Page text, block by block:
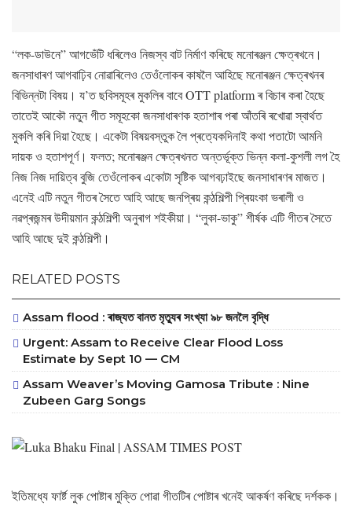
“লক-ডাউনে” আগভেঁটি ধৰিলেও নিজস্ব বাট নিৰ্মাণ কৰিছে মনোৰঞ্জন ক্ষেত্ৰখনে।
জনসাধাৰণ আগবাঢ়িব নোৱাৰিলেও তেওঁলোকৰ কাষলৈ আহিছে মনোৰঞ্জন ক্ষেত্ৰখনৰ
বিভিন্নটা বিষয়। য’ত ছবিসমূহৰ মুকলিৰ বাবে OTT platform ৰ বিচাৰ কৰা হৈছে
তাতেই আকৌ নতুন গীত সমূহকো জনসাধাৰণক হতাশাৰ পৰা আঁতৰি ৰখোৱা স্বাৰ্থত
মুকলি কৰি দিয়া হৈছে। একেটা বিষয়বস্তুক লৈ প্ৰত্যেকদিনাই কথা পতাটো আমনি
দায়ক ও হতাশপূৰ্ণ। ফলত; মনোৰঞ্জন ক্ষেত্ৰখনত অন্তৰ্ভূক্ত ভিন্ন কলা-কুশলী লগ হৈ
নিজ নিজ দায়িত্ব বুজি তেওঁলোকৰ একোটা সৃষ্টিক আগবঢ়াইছে জনসাধাৰণৰ মাজত।
এনেই এটি নতুন গীতৰ সৈতে আহি আছে জনপ্ৰিয় কন্ঠশিল্পী প্ৰিয়ংকা ভৰালী ও
নৱপ্ৰজন্মৰ উদীয়মান কন্ঠশিল্পী অনুৰাগ শইকীয়া। “লুকা-ভাকু” শীৰ্ষক এটি গীতৰ সৈতে
আহি আছে দুই কন্ঠশিল্পী।
RELATED POSTS
Assam flood : ৰাজ্যত বানত মৃত্যুৰ সংখ্যা ৯৮ জনলৈ বৃদ্ধি
Urgent: Assam to Receive Clear Flood Loss
Estimate by Sept 10 — CM
Assam Weaver’s Moving Gamosa Tribute : Nine
Zubeen Garg Songs
ইতিমধ্যে ফাৰ্ষ্ট লুক পোষ্টাৰ মুক্তি পোৱা গীতটিৰ পোষ্টাৰ খনেই আকৰ্ষণ কৰিছে দৰ্শকক।